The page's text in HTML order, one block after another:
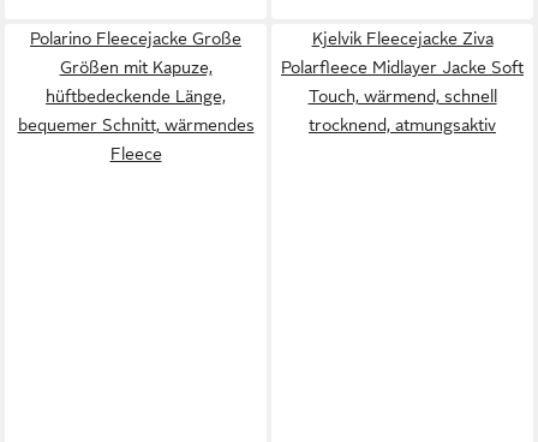
Polarino Fleecejacke Große
Größen mit Kapuze,
hüftbedeckende Länge,
bequemer Schnitt, wärmendes
Fleece
Kjelvik Fleecejacke Ziva
Polarfleece Midlayer Jacke Soft
Touch, wärmend, schnell
trocknend, atmungsaktiv